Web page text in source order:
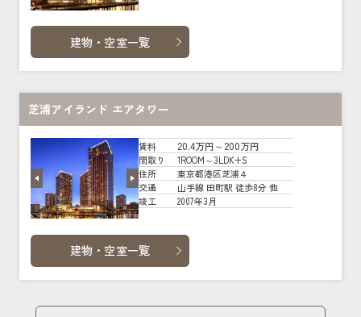
建物・空室一覧
芝浦アイランド エアタワー
賃料 20.4万円～200万円
間取り
1ROOM～3LDK+S
住所
東京都港区芝浦４
交通
山手線 田町駅 徒歩8分 他
竣工
2007年3月
建物・空室一覧